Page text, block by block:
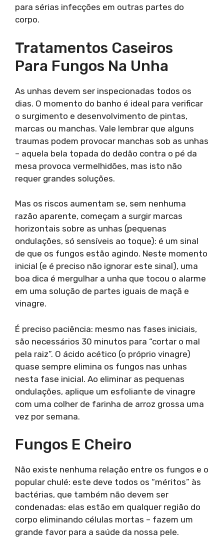
para sérias infecções em outras partes do
corpo.
Tratamentos Caseiros
Para Fungos Na Unha
As unhas devem ser inspecionadas todos os
dias. O momento do banho é ideal para verificar
o surgimento e desenvolvimento de pintas,
marcas ou manchas. Vale lembrar que alguns
traumas podem provocar manchas sob as unhas
– aquela bela topada do dedão contra o pé da
mesa provoca vermelhidões, mas isto não
requer grandes soluções.
Mas os riscos aumentam se, sem nenhuma
razão aparente, começam a surgir marcas
horizontais sobre as unhas (pequenas
ondulações, só sensíveis ao toque): é um sinal
de que os fungos estão agindo. Neste momento
inicial (e é preciso não ignorar este sinal), uma
boa dica é mergulhar a unha que tocou o alarme
em uma solução de partes iguais de maçã e
vinagre.
É preciso paciência: mesmo nas fases iniciais,
são necessários 30 minutos para “cortar o mal
pela raiz”. O ácido acético (o próprio vinagre)
quase sempre elimina os fungos nas unhas
nesta fase inicial. Ao eliminar as pequenas
ondulações, aplique um esfoliante de vinagre
com uma colher de farinha de arroz grossa uma
vez por semana.
Fungos E Cheiro
Não existe nenhuma relação entre os fungos e o
popular chulé: este deve todos os “méritos” às
bactérias, que também não devem ser
condenadas: elas estão em qualquer região do
corpo eliminando células mortas – fazem um
grande favor para a saúde da nossa pele.